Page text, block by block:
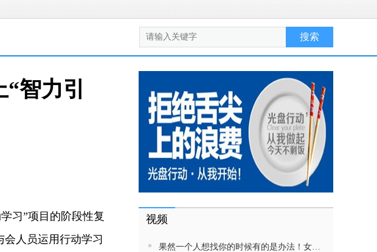
智力引
习”项目的阶段性复
人员运用行动学习
视频
果然一个人想找你的时候有的是办法！女生吵架将男友拉黑，结果男友给家里狗打电话了！汪：吵死了，一会就去把号码注销